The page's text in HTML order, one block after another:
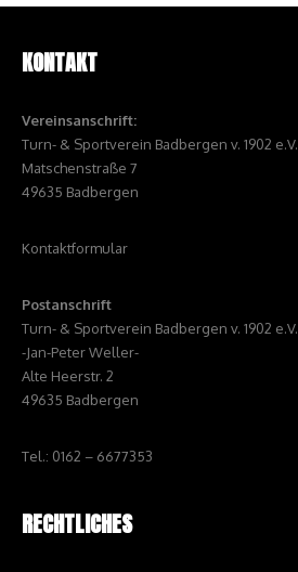
KONTAKT
Vereinsanschrift:
Turn- & Sportverein Badbergen v. 1902 e.V.
Matschenstraße 7
49635 Badbergen
Kontaktformular
Postanschrift
Turn- & Sportverein Badbergen v. 1902 e.V.
-Jan-Peter Weller-
Alte Heerstr. 2
49635 Badbergen
Tel.: 0162 – 6677353
RECHTLICHES